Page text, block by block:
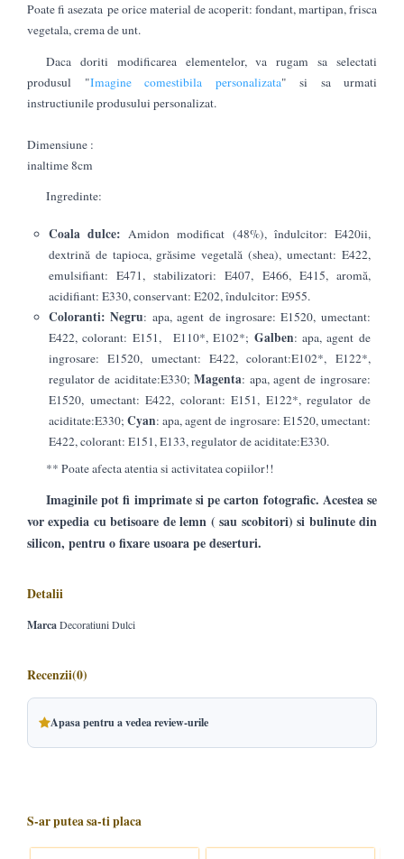
Poate fi asezata pe orice material de acoperit: fondant, martipan, frisca
vegetala, crema de unt.
Daca doriti modificarea elementelor, va rugam sa selectati
produsul "Imagine comestibila personalizata" si sa urmati
instructiunile produsului personalizat.
Dimensiune :
inaltime 8cm
Ingredinte:
Coala dulce: Amidon modificat (48%), îndulcitor: E420ii,
dextrină de tapioca, grăsime vegetală (shea), umectant: E422,
emulsifiant: E471, stabilizatori: E407, E466, E415, aromă,
acidifiant: E330, conservant: E202, îndulcitor: E955.
Coloranti: Negru: apa, agent de ingrosare: E1520, umectant:
E422, colorant: E151, E110*, E102*; Galben: apa, agent de
ingrosare: E1520, umectant: E422, colorant:E102*, E122*,
regulator de aciditate:E330;Magenta: apa, agent de ingrosare:
E1520, umectant: E422, colorant: E151, E122*, regulator de
aciditate:E330;Cyan: apa, agent de ingrosare: E1520, umectant:
E422, colorant: E151, E133, regulator de aciditate:E330.
** Poate afecta atentia si activitatea copiilor!!
Imaginile pot fi imprimate si pe carton fotografic. Acestea se
vor expedia cu betisoare de lemn ( sau scobitori) si bulinute din
silicon, pentru o fixare usoara pe deserturi.
Detalii
MarcaDecoratiuni Dulci
Recenzii(0)
Apasa pentru a vedea review-urile
S-ar putea sa-ti placa